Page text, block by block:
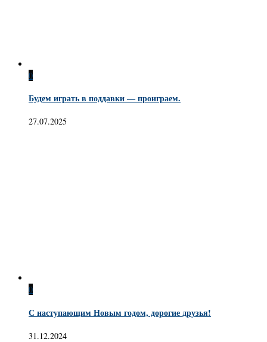
0
Будем играть в поддавки — проиграем.
27.07.2025
0
С наступающим Новым годом, дорогие друзья!
31.12.2024